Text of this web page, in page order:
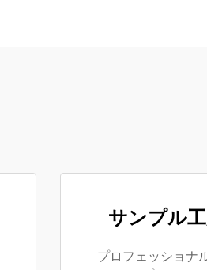
サンプル
プロフェッショナ